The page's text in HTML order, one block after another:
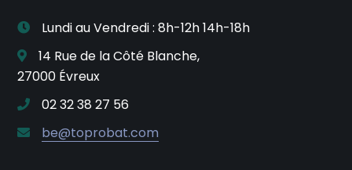
Lundi au Vendredi : 8h-12h 14h-18h
14 Rue de la Côté Blanche,
27000 Évreux
02 32 38 27 56
be@toprobat.com